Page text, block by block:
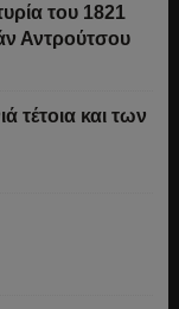
του 1821
Αντρούτσου
τέτοια και των